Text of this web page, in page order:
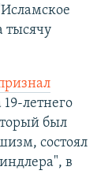
тысячу
летнего
был
состоял
в